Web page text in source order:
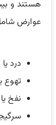
هستند و
عوارض
درد
تهوع
نفخ